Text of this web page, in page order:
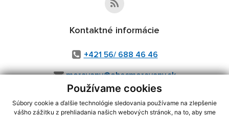
Používame cookies
Súbory cookie a ďalšie technológie sledovania používame na zlepšenie
vášho zážitku z prehliadania našich webových stránok, na to, aby sme
Kontaktné informácie
+421 56/ 688 46 46
moravany@obecmoravany.sk